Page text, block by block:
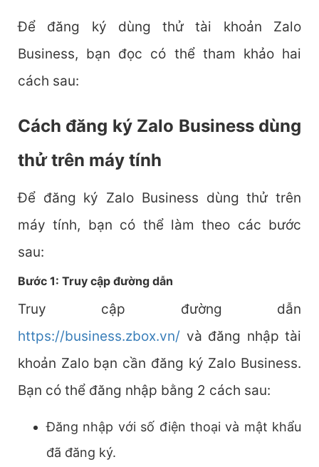
Để đăng ký dùng thử tài khoản Zalo
Business, bạn đọc có thể tham khảo hai
cách sau:
Cách đăng ký Zalo Business dùng
thử trên máy tính
Để đăng ký Zalo Business dùng thử trên
máy tính, bạn có thể làm theo các bước
sau:
Bước 1: Truy cập đường dẫn
Truy cập đường dẫn
https://business.zbox.vn/ và đăng nhập tài
khoản Zalo bạn cần đăng ký Zalo Business.
Bạn có thể đăng nhập bằng 2 cách sau:
Đăng nhập với số điện thoại và mật khẩu
đã đăng ký.